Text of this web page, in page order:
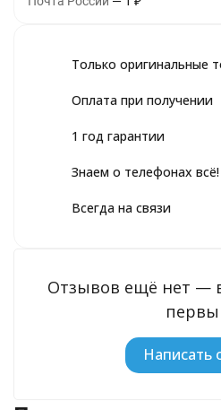
Только оригинальные
Оплата при получении
1 год гарантии
Знаем о телефонах всё!
Всегда на связи
Отзывов ещё нет —
Написать